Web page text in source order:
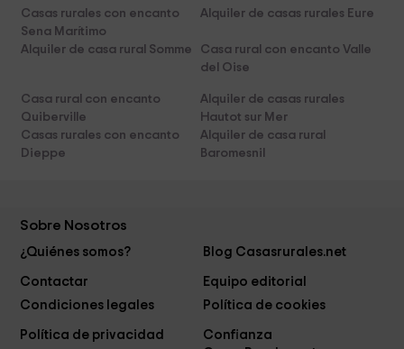
Casas rurales con encanto
Sena Marítimo
Alquiler de casas rurales Eure
Alquiler de casa rural Somme
Casa rural con encanto Valle
del Oise
Casa rural con encanto
Quiberville
Alquiler de casas rurales
Hautot sur Mer
Casas rurales con encanto
Dieppe
Alquiler de casa rural
Baromesnil
Sobre Nosotros
¿Quiénes somos? Blog Casasrurales.net
Contactar
Equipo editorial
Condiciones legales
Política de cookies
Política de privacidad
Confianza